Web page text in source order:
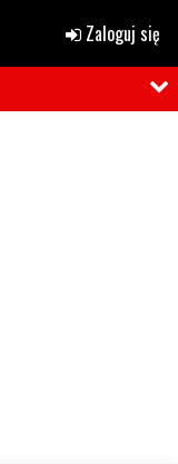
Zaloguj się